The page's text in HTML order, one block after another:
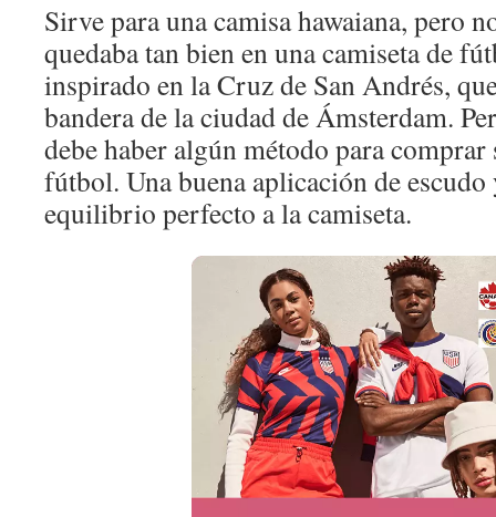
Sirve para una camisa hawaiana, pero
quedaba tan bien en una camiseta de
inspirado en la Cruz de San Andrés,
bandera de la ciudad de Ámsterdam.
debe haber algún método para comprar
fútbol. Una buena aplicación de
equilibrio perfecto a la camiseta.